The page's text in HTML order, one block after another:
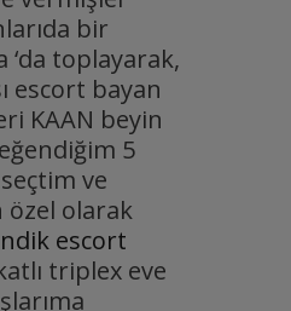
bir
toplayarak,
escort bayan
KAAN beyin
5
ve
olarak
escort
triplex eve